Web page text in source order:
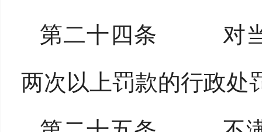
第二十四条 对当
两次以上罚款的行政处